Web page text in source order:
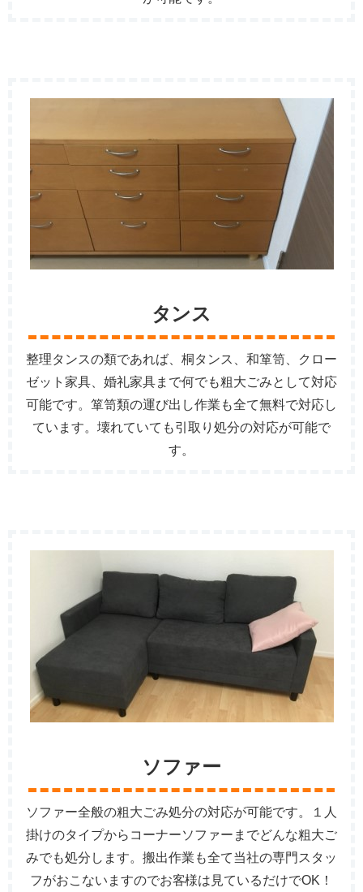
タンス
整理タンスの類であれば、桐タンス、和箪笥、クロー
ゼット家具、婚礼家具まで何でも粗大ごみとして対応
可能です。箪笥類の運び出し作業も全て無料で対応し
ています。壊れていても引取り処分の対応が可能で
す。
ソファー
ソファー全般の粗大ごみ処分の対応が可能です。１人
掛けのタイプからコーナーソファーまでどんな粗大ご
みでも処分します。搬出作業も全て当社の専門スタッ
フがおこないますのでお客様は見ているだけでOK！